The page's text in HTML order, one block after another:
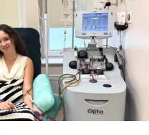
przesuń palcem, aby zobaczyć